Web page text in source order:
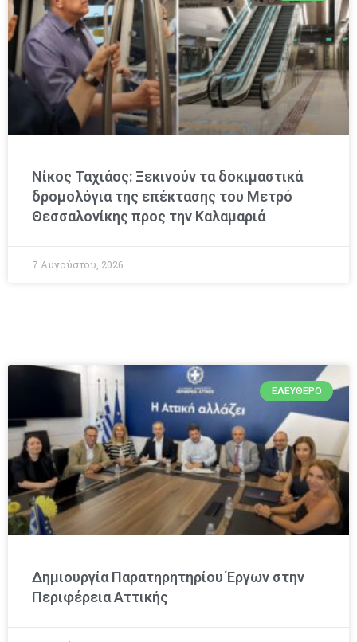
Νίκος Ταχιάος: Ξεκινούν τα δοκιμαστικά
δρομολόγια της επέκτασης του Μετρό
Θεσσαλονίκης προς την Καλαμαριά
7 Αυγούστου, 2026
ΕΛΕΎΘΕΡΟ
Δημιουργία Παρατηρητηρίου Έργων στην
Περιφέρεια Αττικής